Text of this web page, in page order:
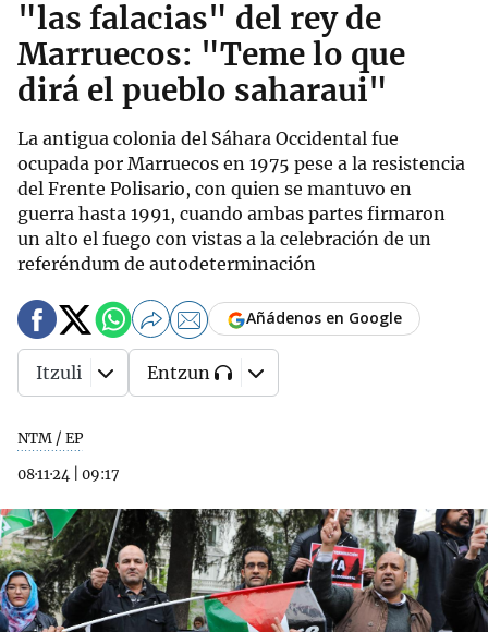
"las falacias" del rey de
Marruecos: "Teme lo que
dirá el pueblo saharaui"
La antigua colonia del Sáhara Occidental fue
ocupada por Marruecos en 1975 pese a la resistencia
del Frente Polisario, con quien se mantuvo en
guerra hasta 1991, cuando ambas partes firmaron
un alto el fuego con vistas a la celebración de un
referéndum de autodeterminación
NTM / EP
08·11·24
09:17
Añádenos en Google
Itzuli Entzun